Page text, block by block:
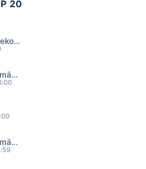
20
SUN Viihteelle -toivekonsertti
Monipuolisinta iskelmää ja parasta poppia
Monipuolisinta iskelmää ja parasta poppia